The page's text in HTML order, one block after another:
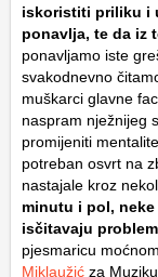
iskoristiti priliku i
ponavlja, te da iz
ponavljamo iste
svakodnevno
muškarci glavne
naspram nježnijeg
promijeniti
potreban osvrt na
nastajale kroz
minutu i pol,
isčitavaju
pjesmaricu
Miklaužić za Muziku.